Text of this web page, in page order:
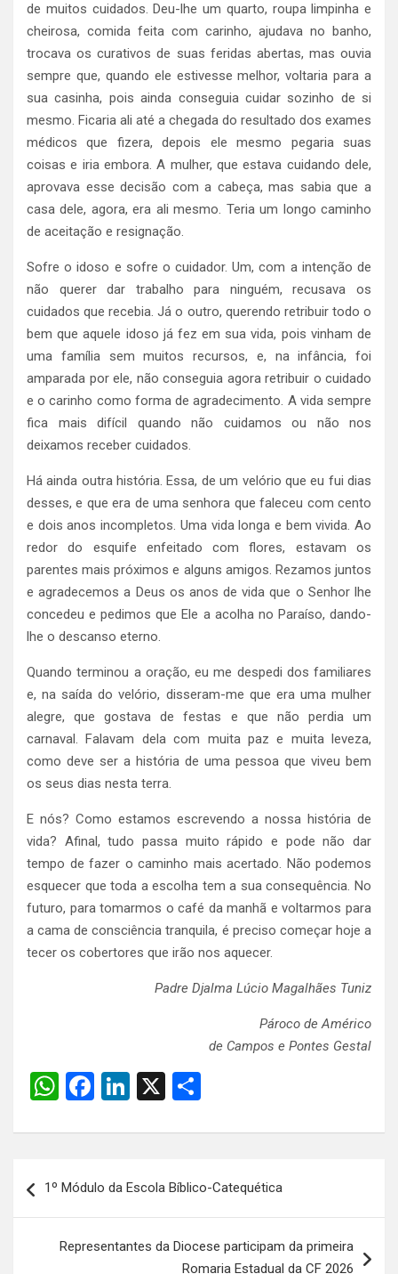
de muitos cuidados. Deu-lhe um quarto, roupa limpinha e
cheirosa, comida feita com carinho, ajudava no banho,
trocava os curativos de suas feridas abertas, mas ouvia
sempre que, quando ele estivesse melhor, voltaria para a
sua casinha, pois ainda conseguia cuidar sozinho de si
mesmo. Ficaria ali até a chegada do resultado dos exames
médicos que fizera, depois ele mesmo pegaria suas
coisas e iria embora. A mulher, que estava cuidando dele,
aprovava esse decisão com a cabeça, mas sabia que a
casa dele, agora, era ali mesmo. Teria um longo caminho
de aceitação e resignação.
Sofre o idoso e sofre o cuidador. Um, com a intenção de
não querer dar trabalho para ninguém, recusava os
cuidados que recebia. Já o outro, querendo retribuir todo o
bem que aquele idoso já fez em sua vida, pois vinham de
uma família sem muitos recursos, e, na infância, foi
amparada por ele, não conseguia agora retribuir o cuidado
e o carinho como forma de agradecimento. A vida sempre
fica mais difícil quando não cuidamos ou não nos
deixamos receber cuidados.
Há ainda outra história. Essa, de um velório que eu fui dias
desses, e que era de uma senhora que faleceu com cento
e dois anos incompletos. Uma vida longa e bem vivida. Ao
redor do esquife enfeitado com flores, estavam os
parentes mais próximos e alguns amigos. Rezamos juntos
e agradecemos a Deus os anos de vida que o Senhor lhe
concedeu e pedimos que Ele a acolha no Paraíso, dando-
lhe o descanso eterno.
Quando terminou a oração, eu me despedi dos familiares
e, na saída do velório, disseram-me que era uma mulher
alegre, que gostava de festas e que não perdia um
carnaval. Falavam dela com muita paz e muita leveza,
como deve ser a história de uma pessoa que viveu bem
os seus dias nesta terra.
E nós? Como estamos escrevendo a nossa história de
vida? Afinal, tudo passa muito rápido e pode não dar
tempo de fazer o caminho mais acertado. Não podemos
esquecer que toda a escolha tem a sua consequência. No
futuro, para tomarmos o café da manhã e voltarmos para
a cama de consciência tranquila, é preciso começar hoje a
tecer os cobertores que irão nos aquecer.
Padre Djalma Lúcio Magalhães Tuniz
Pároco de Américo
de Campos e Pontes Gestal
W
at
A
p
p
F
ce
o
o
k
Li
ke
n
X
ar
de
1º Módulo da Escola Bíblico-Catequética
Representantes da Diocese participam da primeira
Romaria Estadual da CF 2026